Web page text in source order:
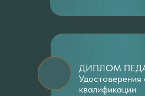
ДИПЛОМ
квалификации